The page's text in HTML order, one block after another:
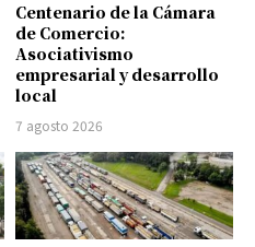
Centenario de la Cámara
de Comercio:
Asociativismo
empresarial y desarrollo
local
7 agosto 2026